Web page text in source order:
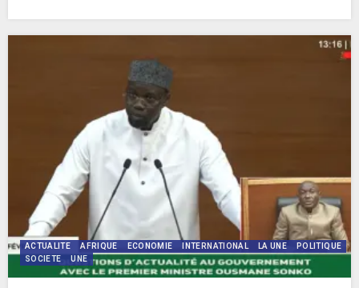
ACTUALITE AFRIQUE ECONOMIE INTERNATIONAL LA UNE
POLITIQUE
SOCIETE
UNE